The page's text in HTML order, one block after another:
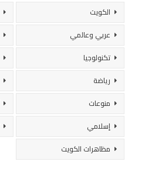
الكويت
عربي وعالمي
تكنولوجيا
رياضة
منوعات
إسلامي
مظاهرات الكويت